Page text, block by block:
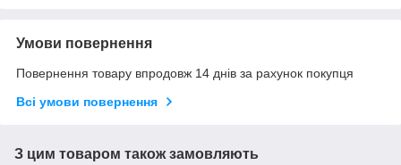
Умови повернення
Повернення товару впродовж 14 днів за рахунок покупця
Всі умови повернення
З цим товаром також замовляють